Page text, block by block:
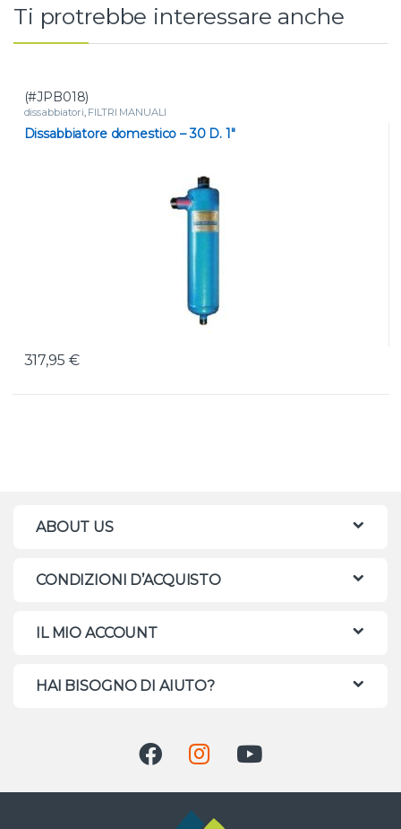
Ti protrebbe interessare anche
(#JPB018)
dissabbiatori, FILTRI MANUALI
Dissabbiatore domestico – 30 D. 1″
317,95 €
ABOUT US
CONDIZIONI D’ACQUISTO
IL MIO ACCOUNT
HAI BISOGNO DI AIUTO?